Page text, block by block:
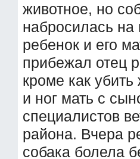
животное, но
набросилась на
ребенок и его
прибежал отец
кроме как
и ног мать с
специалистов
района. Вчера
собака болела